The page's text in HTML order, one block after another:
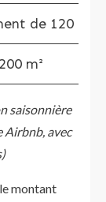
de 120 m²
m²
saisonnière
Airbnb, avec
montant